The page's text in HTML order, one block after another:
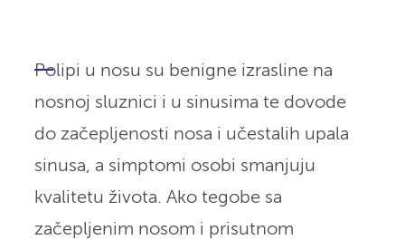
Polipi u nosu su benigne izrasline na
nosnoj sluznici i u sinusima te dovode
do začepljenosti nosa i učestalih upala
sinusa, a simptomi osobi smanjuju
kvalitetu života. Ako tegobe sa
začepljenim nosom i prisutnom